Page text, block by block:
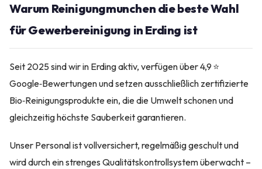
Warum Reinigungmunchen die beste Wahl
für Gewerbereinigung in Erding ist
Seit 2025 sind wir in Erding aktiv, verfügen über 4,9 ⭐
Google‑Bewertungen und setzen ausschließlich zertifizierte
Bio‑Reinigungsprodukte ein, die die Umwelt schonen und
gleichzeitig höchste Sauberkeit garantieren.
Unser Personal ist vollversichert, regelmäßig geschult und
wird durch ein strenges Qualitätskontrollsystem überwacht –